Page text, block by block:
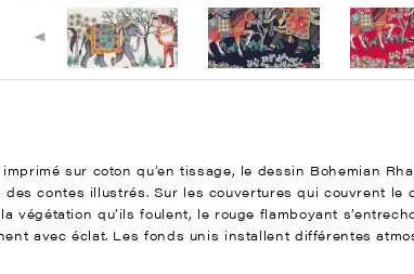
sur coton qu’en tissage, le dessin Bohemian
des contes illustrés. Sur les couvertures qui couvrent le
végétation qu’ils foulent, le rouge flamboyant
avec éclat. Les fonds unis installent différentes